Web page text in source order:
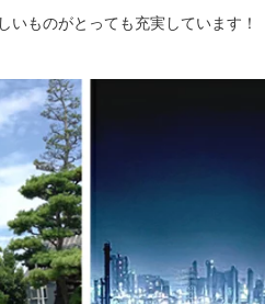
ものがとっても充実しています！